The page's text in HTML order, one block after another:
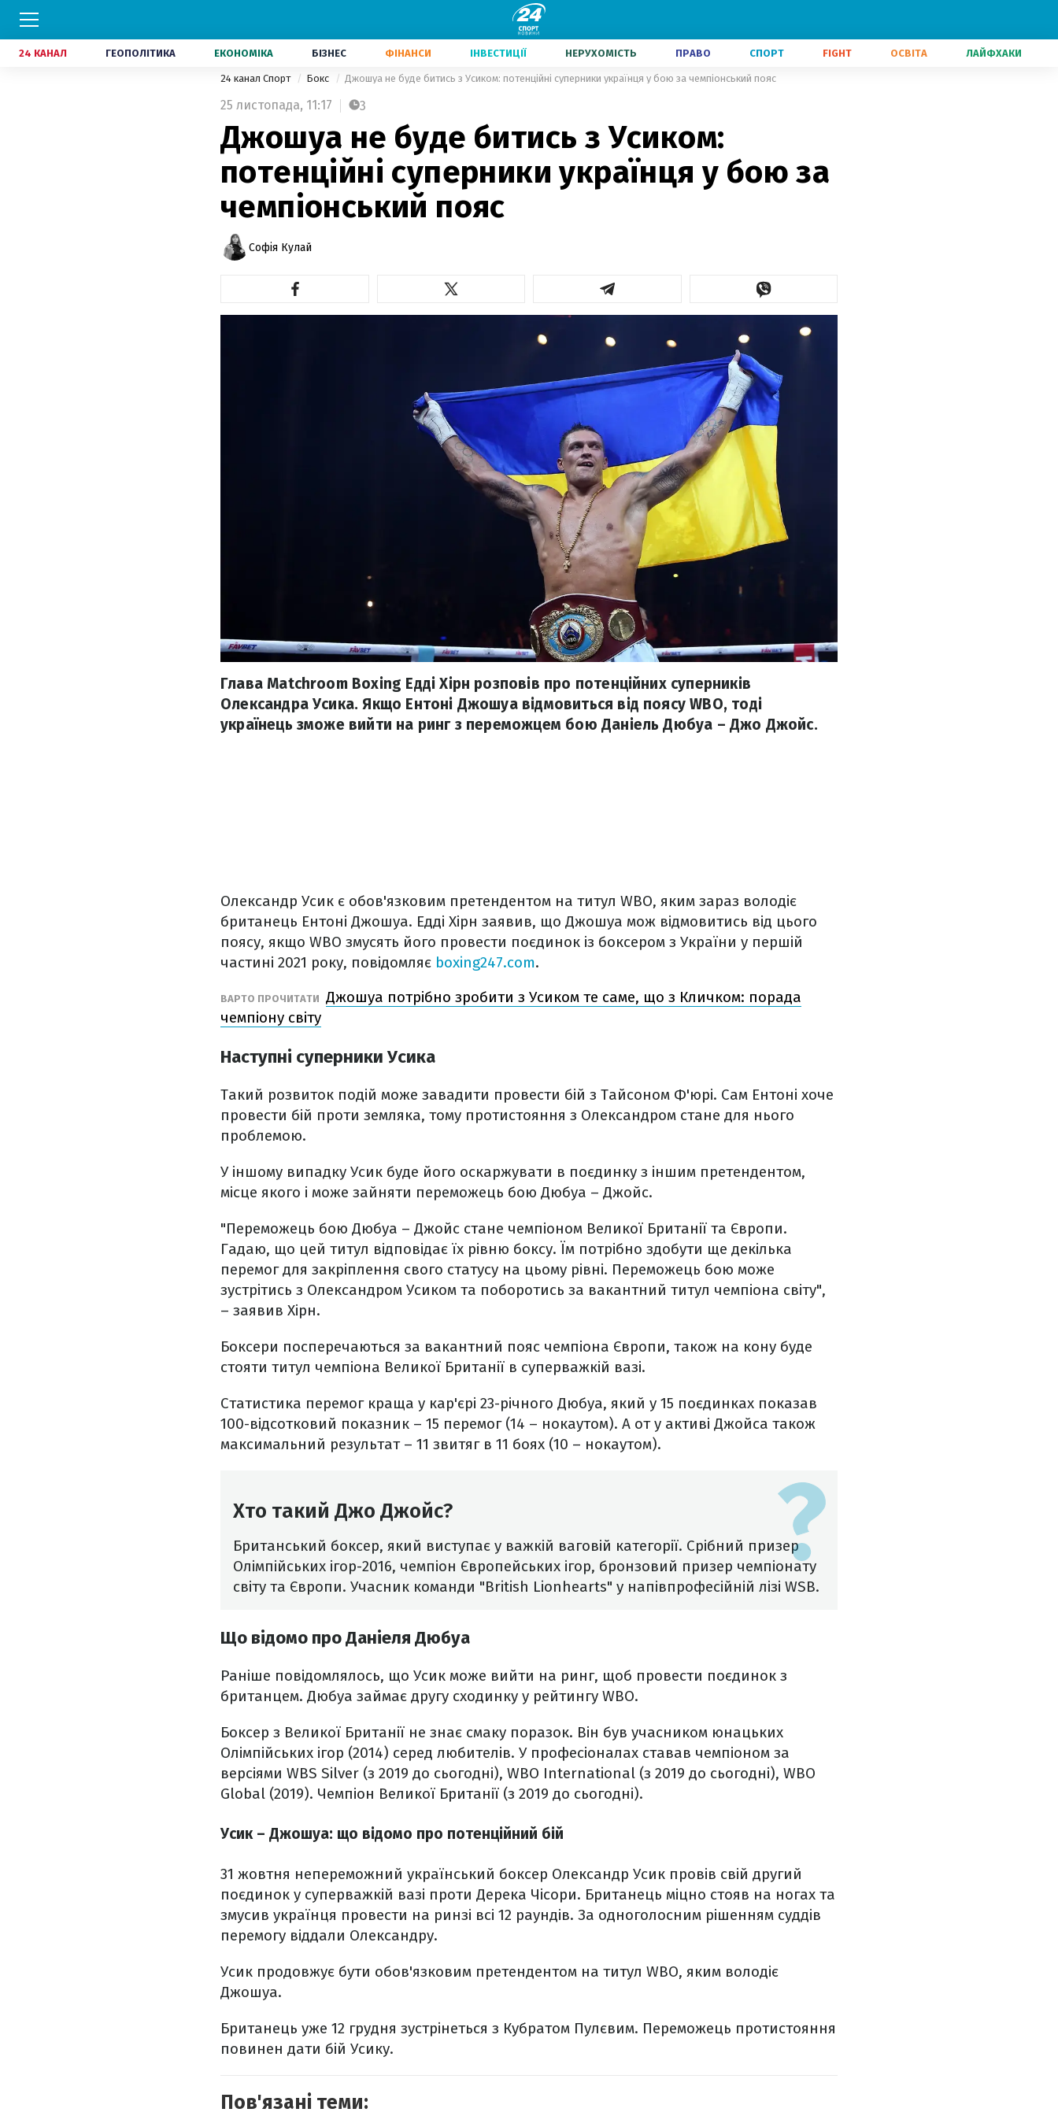
24 КАНАЛ ГЕОПОЛІТИКА ЕКОНОМІКА БІЗНЕС ФІНАНСИ ІНВЕСТИЦІЇ НЕРУХОМІСТЬ ПРАВО СПОРТ FIGHT ОСВІТА ЛАЙФХАКИ
24 канал Спорт Бокс Джошуа не буде битись з Усиком: потенційні суперники українця у бою за чемпіонський пояс
25 листопада, 11:17 3
Джошуа не буде битись з Усиком:
потенційні суперники українця у бою за
чемпіонський пояс
Софія Кулай
Глава Matchroom Boxing Едді Хірн розповів про потенційних суперників
Олександра Усика. Якщо Ентоні Джошуа відмовиться від поясу WBO, тоді
українець зможе вийти на ринг з переможцем бою Даніель Дюбуа – Джо Джойс.
Олександр Усик є обов'язковим претендентом на титул WBO, яким зараз володіє
британець Ентоні Джошуа. Едді Хірн заявив, що Джошуа мож відмовитись від цього
поясу, якщо WBO змусять його провести поєдинок із боксером з України у першій
частині 2021 року, повідомляє boxing247.com.
ВАРТО ПРОЧИТАТИ Джошуа потрібно зробити з Усиком те саме, що з Кличком: порада
чемпіону світу
Наступні суперники Усика
Такий розвиток подій може завадити провести бій з Тайсоном Ф'юрі. Сам Ентоні хоче
провести бій проти земляка, тому протистояння з Олександром стане для нього
проблемою.
У іншому випадку Усик буде його оскаржувати в поєдинку з іншим претендентом,
місце якого і може зайняти переможець бою Дюбуа – Джойс.
"Переможець бою Дюбуа – Джойс стане чемпіоном Великої Британії та Європи.
Гадаю, що цей титул відповідає їх рівню боксу. Їм потрібно здобути ще декілька
перемог для закріплення свого статусу на цьому рівні. Переможець бою може
зустрітись з Олександром Усиком та поборотись за вакантний титул чемпіона світу",
– заявив Хірн.
Боксери посперечаються за вакантний пояс чемпіона Європи, також на кону буде
стояти титул чемпіона Великої Британії в суперважкій вазі.
Статистика перемог краща у кар'єрі 23-річного Дюбуа, який у 15 поєдинках показав
100-відсотковий показник – 15 перемог (14 – нокаутом). А от у активі Джойса також
максимальний результат – 11 звитяг в 11 боях (10 – нокаутом).
Хто такий Джо Джойс?
Британський боксер, який виступає у важкій ваговій категорії. Срібний призер
Олімпійських ігор-2016, чемпіон Європейських ігор, бронзовий призер чемпіонату
світу та Європи. Учасник команди "British Lionhearts" у напівпрофесійній лізі WSB.
Що відомо про Даніеля Дюбуа
Раніше повідомлялось, що Усик може вийти на ринг, щоб провести поєдинок з
британцем. Дюбуа займає другу сходинку у рейтингу WBO.
Боксер з Великої Британії не знає смаку поразок. Він був учасником юнацьких
Олімпійських ігор (2014) серед любителів. У професіоналах ставав чемпіоном за
версіями WBS Silver (з 2019 до сьогодні), WBO International (з 2019 до сьогодні), WBO
Global (2019). Чемпіон Великої Британії (з 2019 до сьогодні).
Усик – Джошуа: що відомо про потенційний бій
31 жовтня непереможний український боксер Олександр Усик провів свій другий
поєдинок у суперважкій вазі проти Дерека Чісори. Британець міцно стояв на ногах та
змусив українця провести на ринзі всі 12 раундів. За одноголосним рішенням суддів
перемогу віддали Олександру.
Усик продовжує бути обов'язковим претендентом на титул WBO, яким володіє
Джошуа.
Британець уже 12 грудня зустрінеться з Кубратом Пулєвим. Переможець протистояння
повинен дати бій Усику.
Пов'язані теми: